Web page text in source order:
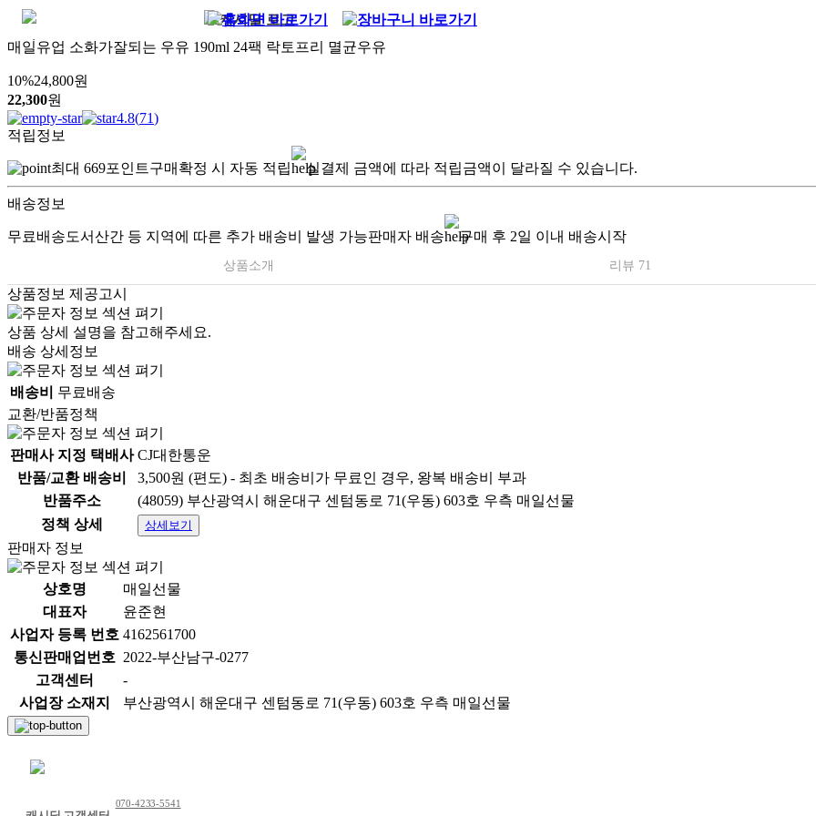
매일유업 소화가잘되는 우유 190ml 24팩 락토프리 멸균우유
10%24,800원
22,300원
4.8(71)
적립정보
최대 669포인트구매확정 시 자동 적립 실결제 금액에 따라 적립금액이 달라질 수 있습니다.
배송정보
무료배송도서산간 등 지역에 따른 추가 배송비 발생 가능판매자 배송 구매 후 2일 이내 배송시작
상품소개 리뷰 71
상품정보 제공고시
상품 상세 설명을 참고해주세요.
배송 상세정보
배송비
무료배송
교환/반품정책
판매사 지정 택배사 CJ대한통운
반품/교환 배송비
3,500원 (편도) - 최초 배송비가 무료인 경우, 왕복 배송비 부과
반품주소
(48059) 부산광역시 해운대구 센텀동로 71(우동) 603호 우측 매일선물
정책 상세
상세보기
판매자 정보
상호명
매일선물
대표자
윤준현
사업자 등록 번호 4162561700
통신판매업번호 2022-부산남구-0277
고객센터
-
사업장 소재지
부산광역시 해운대구 센텀동로 71(우동) 603호 우측 매일선물
070-4233-5541